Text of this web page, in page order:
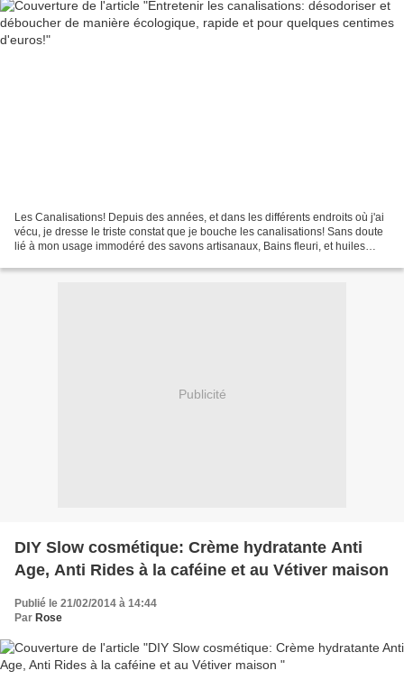
Les Canalisations! Depuis des années, et dans les différents endroits où j'ai
vécu, je dresse le triste constat que je bouche les canalisations! Sans doute
lié à mon usage immodéré des savons artisanaux, Bains fleuri, et huiles
Publicité
DIY Slow cosmétique: Crème hydratante Anti
Age, Anti Rides à la caféine et au Vétiver maison
Publié le 21/02/2014 à 14:44
Par Rose